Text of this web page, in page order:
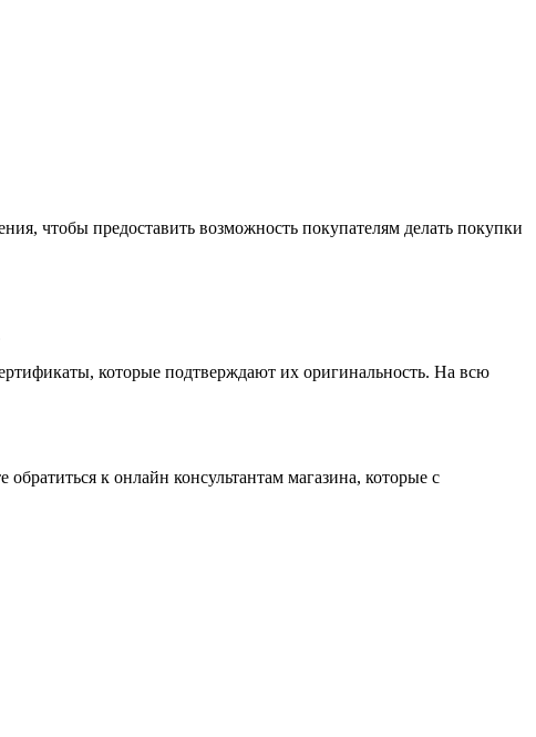
чтобы предоставить возможность покупателям делать покупки
которые подтверждают их оригинальность. На всю
к онлайн консультантам магазина, которые с